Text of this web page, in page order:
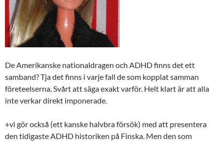
De Amerikanske nationaldragen och ADHD finns det ett
samband? Tja det finns i varje fall de som kopplat samman
företeelserna. Svårt att säga exakt varför. Helt klart är att alla
inte verkar direkt imponerade.
+vi gör också (ett kanske halvbra försök) med att presentera
den tidigaste ADHD historiken på Finska. Men den som